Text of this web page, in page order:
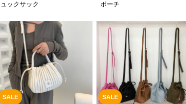
ュックサック
ポーチ
SALE SALE